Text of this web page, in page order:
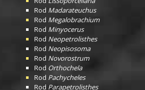
Rod Madarateuchus
Rod Megalobrachium
Rod Minyocerus
Rod Neopetrolisthes
Rod Neopisosoma
Rod Novorostrum
Rod Orthochela
Rod Pachycheles
Rod Parapetrolisthes